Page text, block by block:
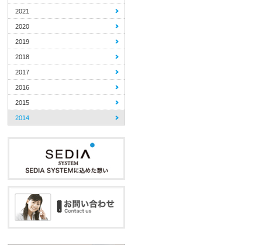
2021
2020
2019
2018
2017
2016
2015
2014